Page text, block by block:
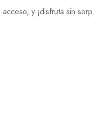
y ¡disfruta sin